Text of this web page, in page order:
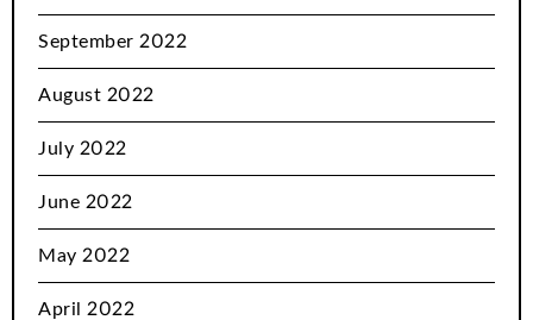
September 2022
August 2022
July 2022
June 2022
May 2022
April 2022